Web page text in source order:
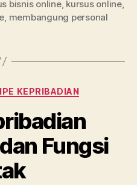
bisnis online, kursus online,
membangung personal
Categories
KEPRIBADIAN
Fungsi